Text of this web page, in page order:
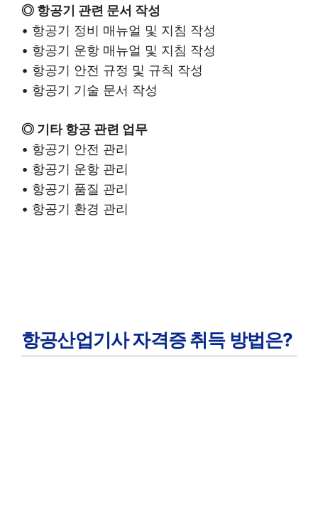
◎ 항공기 관련 문서 작성
• 항공기 정비 매뉴얼 및 지침 작성
• 항공기 운항 매뉴얼 및 지침 작성
• 항공기 안전 규정 및 규칙 작성
• 항공기 기술 문서 작성
◎ 기타 항공 관련 업무
• 항공기 안전 관리
• 항공기 운항 관리
• 항공기 품질 관리
• 항공기 환경 관리
항공산업기사 자격증 취득 방법은?